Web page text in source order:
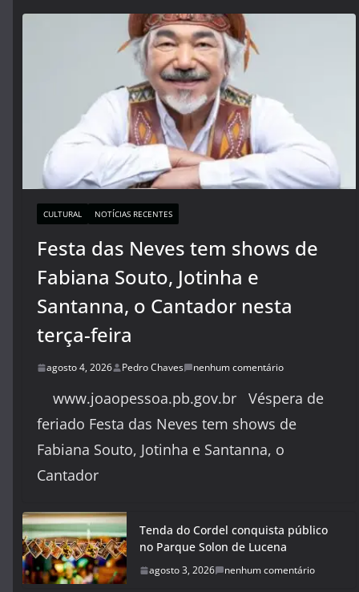
CULTURAL NOTÍCIAS RECENTES
Festa das Neves tem shows de
Fabiana Souto, Jotinha e
Santanna, o Cantador nesta
terça-feira
agosto 4, 2026 Pedro Chaves nenhum comentário
www.joaopessoa.pb.gov.br Véspera de
feriado Festa das Neves tem shows de
Fabiana Souto, Jotinha e Santanna, o
Cantador
Tenda do Cordel conquista público
no Parque Solon de Lucena
agosto 3, 2026 nenhum comentário